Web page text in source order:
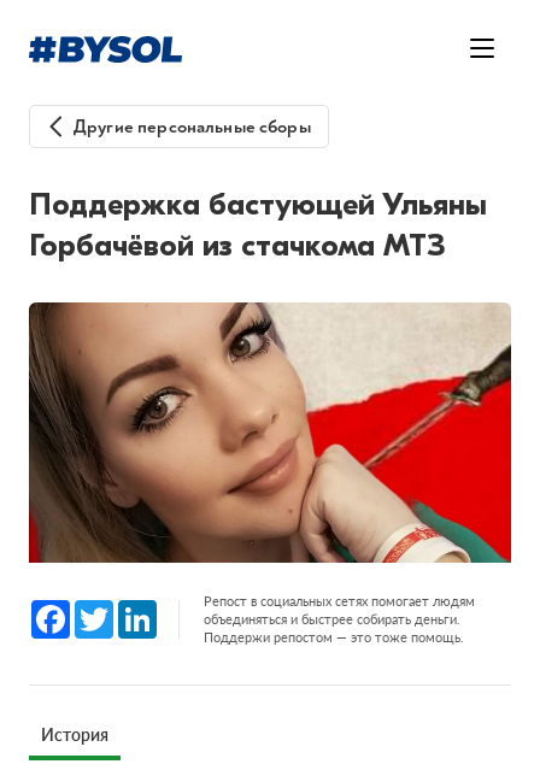
Другие персональные сборы
Поддержка бастующей Ульяны
Горбачёвой из стачкома МТЗ
Facebook
Twitter LinkedInРепост в социальных сетях помогает людям
объединяться и быстрее собирать деньги.
Поддержи репостом — это тоже помощь.
История